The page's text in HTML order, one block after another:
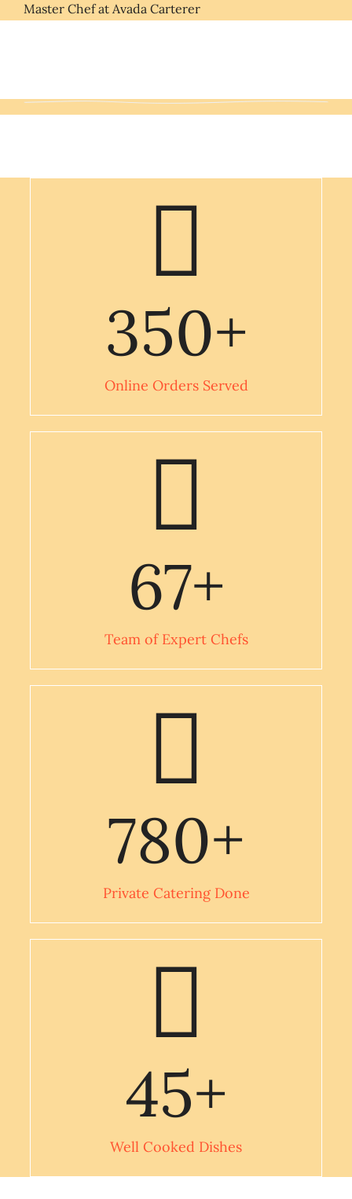
Master Chef at Avada Carterer
350+
Online Orders Served
67+
Team of Expert Chefs
780+
Private Catering Done
45+
Well Cooked Dishes